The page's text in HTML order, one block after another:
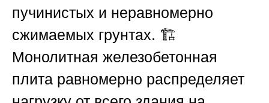
пучинистых и неравномерно
сжимаемых грунтах. 🏗️
Монолитная железобетонная
плита равномерно распределяет